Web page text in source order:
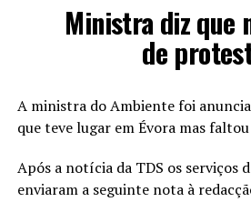
Ministra diz que
de
A ministra do Ambiente foi
que teve lugar em Évora mas
Após a notícia da TDS os serviços
enviaram a seguinte nota à